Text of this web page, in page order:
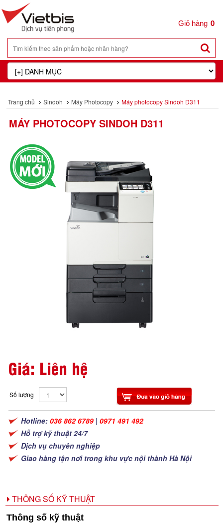
0
Trang chủ Sindoh Máy Photocopy Máy photocopy Sindoh D311
MÁY PHOTOCOPY SINDOH D311
Giá: Liên hệ
Số lượng
Hotline: 036 862 6789 | 0971 491 492
Hỗ trợ kỹ thuật 24/7
Dịch vụ chuyên nghiệp
Giao hàng tận nơi trong khu vực nội thành Hà Nội
THÔNG SỐ KỸ THUẬT
Thông số kỹ thuật